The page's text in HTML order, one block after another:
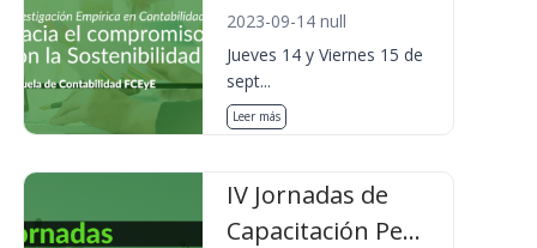
2023-09-14 null
Jueves 14 y Viernes 15 de
sept...
Leer más
IV Jornadas de
Capacitación Pe...